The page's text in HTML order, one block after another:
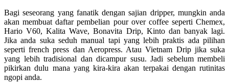
Bagi seseorang yang fanatik dengan sajian dripper, mungkin anda
akan membuat daftar pembelian pour over coffee seperti Chemex,
Hario V60, Kalita Wave, Bonavita Drip, Kinto dan banyak lagi.
Jika anda suka seduh manual tapi yang lebih praktis ada pilihan
seperti french press dan Aeropress. Atau Vietnam Drip jika suka
yang lebih tradisional dan dicampur susu. Jadi sebelum membeli
pikirkan dulu mana yang kira-kira akan terpakai dengan rutinitas
ngopi anda.